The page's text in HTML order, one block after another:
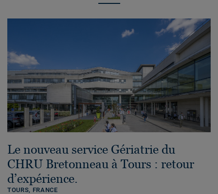
Le nouveau service Gériatrie du
CHRU Bretonneau à Tours : retour
d’expérience.
TOURS, FRANCE